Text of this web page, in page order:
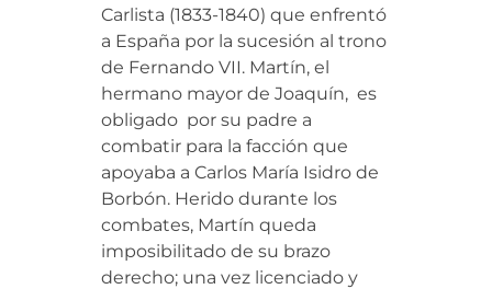
Carlista (1833-1840) que enfrentó
a España por la sucesión al trono
de Fernando VII. Martín, el
hermano mayor de Joaquín, es
obligado por su padre a
combatir para la facción que
apoyaba a Carlos María Isidro de
Borbón. Herido durante los
combates, Martín queda
imposibilitado de su brazo
derecho; una vez licenciado y